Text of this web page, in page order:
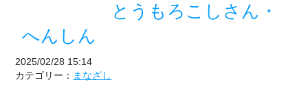
とうもろこしさん・
へんしん
2025/02/28 15:14
カテゴリー： まなざし